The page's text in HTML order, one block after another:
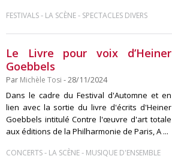
FESTIVALS- LA SCÈNE- SPECTACLES DIVERS
Le Livre pour voix d’Heiner
Goebbels
Par Michèle Tosi - 28/11/2024
Dans le cadre du Festival d'Automne et en
lien avec la sortie du livre d'écrits d'Heiner
Goebbels intitulé Contre l'œuvre d'art totale
aux éditions de la Philharmonie de Paris, A ...
CONCERTS- LA SCÈNE- MUSIQUE D'ENSEMBLE